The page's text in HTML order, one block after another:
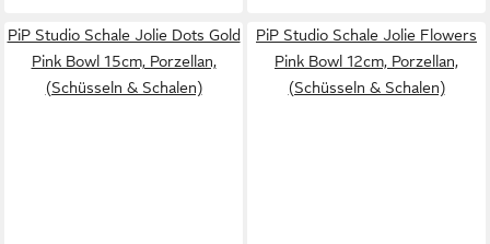
PiP Studio Schale Jolie Dots Gold
Pink Bowl 15cm, Porzellan,
(Schüsseln & Schalen)
PiP Studio Schale Jolie Flowers
Pink Bowl 12cm, Porzellan,
(Schüsseln & Schalen)